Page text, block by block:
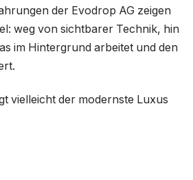
der Evodrop AG zeigen
weg von sichtbarer Technik, hin
im Hintergrund arbeitet und den
vielleicht der modernste Luxus